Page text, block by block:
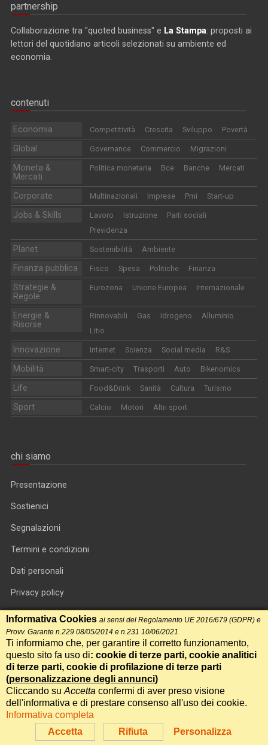
partnership
Collaborazione tra "quoted business" e La Stampa: proposti ai
lettori del quotidiano articoli selezionati su ambiente ed
economia.
contenuti
Economia Competitività Crescita Sviluppo Povertà
Global Governance Commercio Migrazioni
Moneta &
Mercati
Politica monetaria Bce Banche Mercati
Corporate Multinazionali Imprese Pmi Start-up
Jobs & Skills Lavoro Istruzione
Parti sociali
Previdenza
Planet Sostenibilità Ambiente
Finanza pubblica Fisco Spesa Politiche Finanza
Strategie &
Regole
Eurozona Unione Europea Internazionale
Energie &
Risorse
Rinnovabili Gas Idrogeno
Alluminio
Litio
Innovazione Internet Scienza Social media R&S
Mobilità Smart-city Trasporti Auto Bikenomics
Life Food&Drink Sanità Cultura Turismo
Sport Calcio Motori Altri sport
chi siamo
Presentazione
Sostienici
Segnalazioni
Termini e condizioni
Dati personali
Privacy policy
Informativa cookie
RSS feed
RSS Top News
Contatti
International Communication S.r.l. • P.IVA 14478081004 • Testata
giornalistica n.191, reg. Tribunale di Roma del 14/12/2017
Accetta Rifiuta Personalizza
Informativa Cookies ai sensi del Regolamento UE 2016/679 (GDPR) e
Provv. Garante n.229 08/05/2014 e n.231 10/06/2021
Ti informiamo che, per garantire il corretto funzionamento,
questo sito fa uso di: cookie di terze parti, cookie analitici
di terze parti, cookie di profilazione di terze parti
(personalizzazione degli annunci)
Cliccando su Accetta confermi di aver preso visione
dell'informativa e di prestare consenso all'uso dei cookie.
Informativa completa